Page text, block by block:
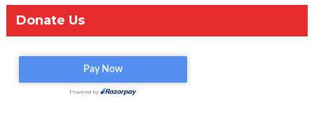
Donate Us